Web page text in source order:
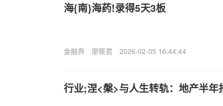
海{南}海药!录得5天3板
金融界 廖筱君 2026-02-05 16:44:44
行业;涅<槃>与人生转轨：地产半年